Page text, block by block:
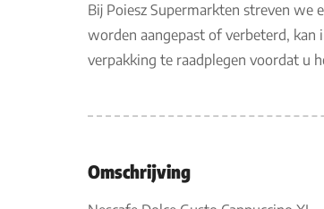
Bij Poiesz Supermarkten streven
worden aangepast of verbeterd,
verpakking te raadplegen voordat u
Omschrijving